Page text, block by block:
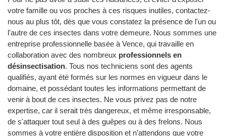
votre famille ou vos proches à ces risques inutiles, contactez-
nous au plus tôt, dès que vous constatez la présence de l'un ou
l'autre de ces insectes dans votre demeure. Nous sommes une
entreprise professionnelle basée à Vence, qui travaille en
collaboration avec des nombreux professionnels en
désinsectisation. Tous nos techniciens sont des agents
qualifiés, ayant été formés sur les normes en vigueur dans le
domaine, et possédant toutes les informations permettant de
venir à bout de ces insectes. Ne vous privez pas de notre
expertise, car il serait très dangereux, et même irresponsable,
de s'attaquer tout seul à des guêpes ou à des frelons. Nous
sommes à votre entière disposition et n'attendons que votre